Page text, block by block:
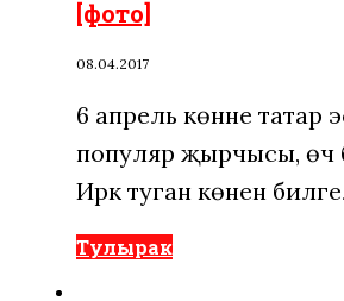
[фото]
08.04.2017
6 апрель көнне татар
популяр җырчысы, өч
Иркә туган көнен
Тулырак